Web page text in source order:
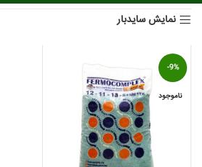
نمایش سایدبار
-9%
ناموجود